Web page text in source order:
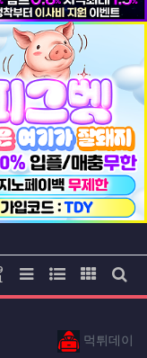
등록일
등록일
게시물 정렬
리스트 스타일
웹진 스타일
갤러리
게
등록자먹튀데이